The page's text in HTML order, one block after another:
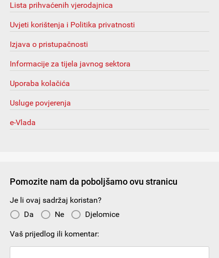
Lista prihvaćenih vjerodajnica
Uvjeti korištenja i Politika privatnosti
Izjava o pristupačnosti
Informacije za tijela javnog sektora
Uporaba kolačića
Usluge povjerenja
e-Vlada
Pomozite nam da poboljšamo ovu stranicu
Je li ovaj sadržaj koristan?
Da
Ne Djelomice
Vaš prijedlog ili komentar: